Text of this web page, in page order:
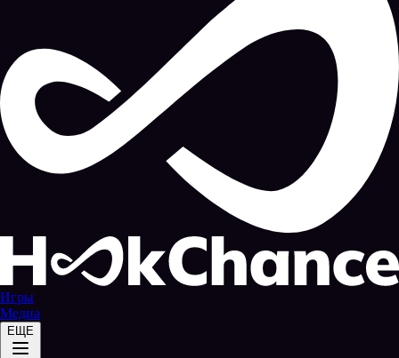
Игры
Медиа
ЕЩЕ